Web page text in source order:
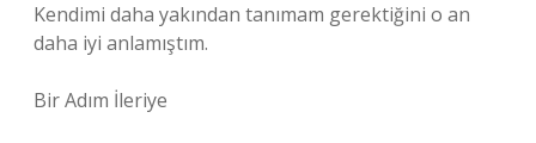
Kendimi daha yakından tanımam gerektiğini o an
daha iyi anlamıştım.
Bir Adım İleriye